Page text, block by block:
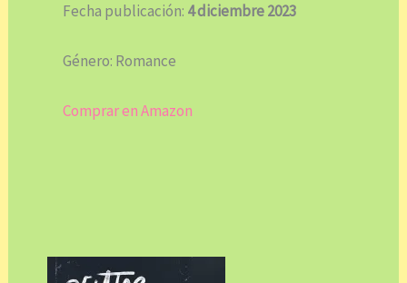
Fecha publicación: 4 diciembre 2023
Género: Romance
Comprar en Amazon